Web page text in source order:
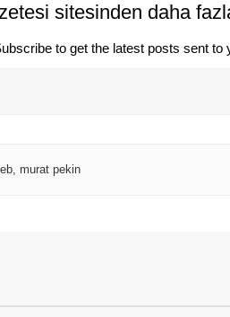
sitesinden daha
to get the latest posts sent to
, murat pekin